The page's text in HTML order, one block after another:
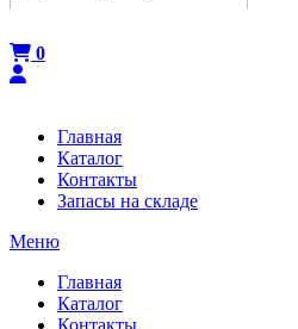
0
Главная
Каталог
Контакты
Запасы на складе
Меню
Главная
Каталог